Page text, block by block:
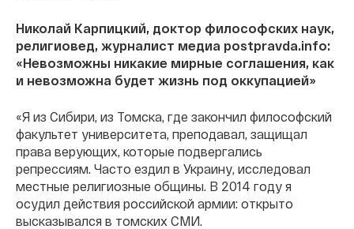
Николай Карпицкий, доктор философских наук,
религиовед, журналист медиа postpravda.info:
«Невозможны никакие мирные соглашения, как
и невозможна будет жизнь под оккупацией»
«Я из Сибири, из Томска, где закончил философский
факультет университета, преподавал, защищал
права верующих, которые подвергались
репрессиям. Часто ездил в Украину, исследовал
местные религиозные общины. В 2014 году я
осудил действия российской армии: открыто
высказывался в томских СМИ.